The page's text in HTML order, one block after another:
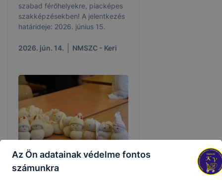
szabad férőhelyekre, piacképes
szakképzésekben! A jelentkezés
határideje: 2026. június 15.
2026. jún. 14. NMSZC - Keri
Az Ön adatainak védelme fontos
számunkra